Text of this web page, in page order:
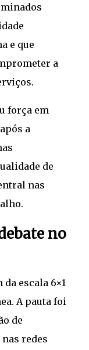
e que
a
força em
a
de
nas
no
escala 6×1
A pauta foi
de
redes